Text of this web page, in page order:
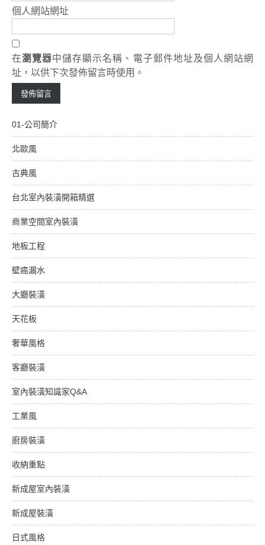
個人網站網址
在瀏覽器中儲存顯示名稱、電子郵件地址及個人網站網
址，以供下次發佈留言時使用。
01-公司簡介
北歐風
古典風
台北室內裝潢開箱精選
商業空間室內裝潢
地板工程
壁癌漏水
大廳裝潢
天花板
奢華風格
客廳裝潢
室內裝潢知識家Q&A
工業風
廚房裝潢
收納重點
新成屋室內裝潢
新成屋裝潢
日式風格